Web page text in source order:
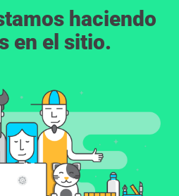
haciendo
en el sitio.